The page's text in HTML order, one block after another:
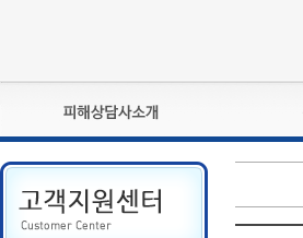
피해상담사란?
자격관리규정
상담사 자격증 확인